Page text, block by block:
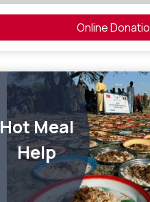
Online
Hot Meal
Help